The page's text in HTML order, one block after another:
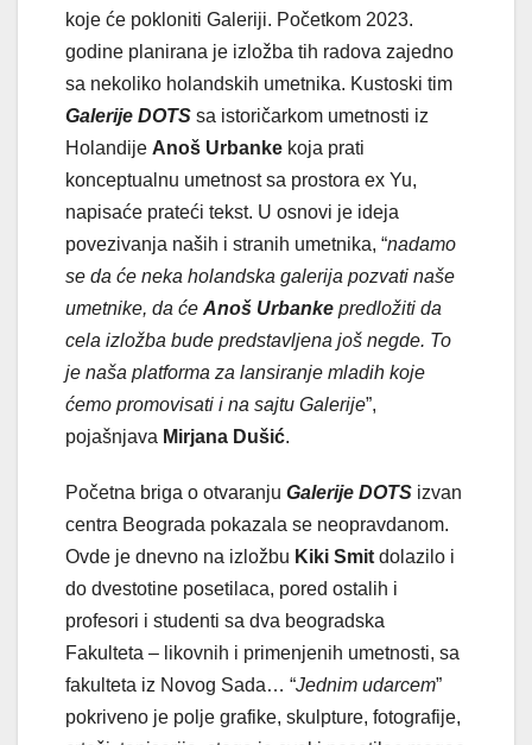
koje će pokloniti Galeriji. Početkom 2023.
godine planirana je izložba tih radova zajedno
sa nekoliko holandskih umetnika. Kustoski tim
Galerije DOTS sa istoričarkom umetnosti iz
Holandije Anoš Urbanke koja prati
konceptualnu umetnost sa prostora ex Yu,
napisaće prateći tekst. U osnovi je ideja
povezivanja naših i stranih umetnika, “nadamo
se da će neka holandska galerija pozvati naše
umetnike, da će Anoš Urbanke predložiti da
cela izložba bude predstavljena još negde. To
je naša platforma za lansiranje mladih koje
ćemo promovisati i na sajtu Galerije”,
pojašnjava Mirjana Dušić.
Početna briga o otvaranju Galerije DOTS izvan
centra Beograda pokazala se neopravdanom.
Ovde je dnevno na izložbu Kiki Smitdolazilo i
do dvestotine posetilaca, pored ostalih i
profesori i studenti sa dva beogradska
Fakulteta – likovnih i primenjenih umetnosti, sa
fakulteta iz Novog Sada… “Jednim udarcem”
pokriveno je polje grafike, skulpture, fotografije,